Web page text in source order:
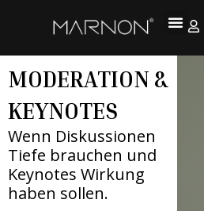
MODERATION &
KEYNOTES
Wenn Diskussionen
Tiefe brauchen und
Keynotes Wirkung
haben sollen.